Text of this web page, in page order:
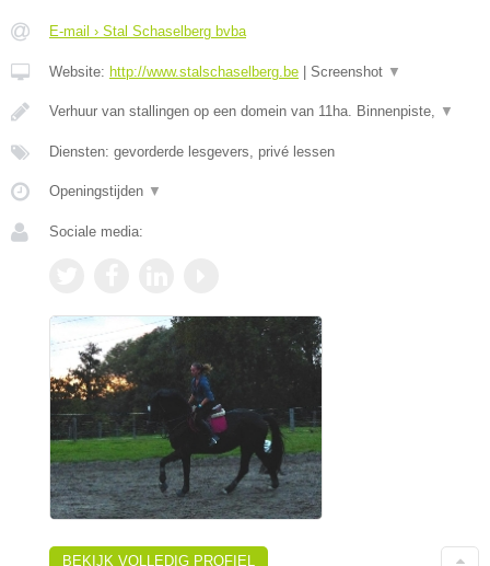
E-mail › Stal Schaselberg bvba
Website: http://www.stalschaselberg.be | Screenshot ▼
Verhuur van stallingen op een domein van 11ha. Binnenpiste, ▼
Diensten: gevorderde lesgevers, privé lessen
Openingstijden ▼
Sociale media:
BEKIJK VOLLEDIG PROFIEL